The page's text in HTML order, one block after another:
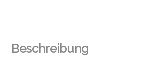
Beschreibung